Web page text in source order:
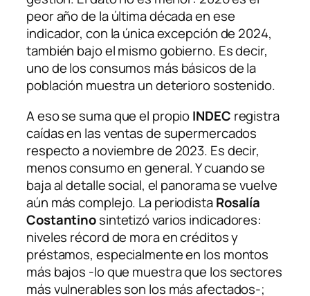
peor año de la última década en ese
indicador, con la única excepción de 2024,
también bajo el mismo gobierno. Es decir,
uno de los consumos más básicos de la
población muestra un deterioro sostenido.
A eso se suma que el propioINDEC registra
caídas en las ventas de supermercados
respecto a noviembre de 2023. Es decir,
menos consumo en general. Y cuando se
baja al detalle social, el panorama se vuelve
aún más complejo. La periodistaRosalía
Costantinosintetizó varios indicadores:
niveles récord de mora en créditos y
préstamos, especialmente en los montos
más bajos -lo que muestra que los sectores
más vulnerables son los más afectados-;